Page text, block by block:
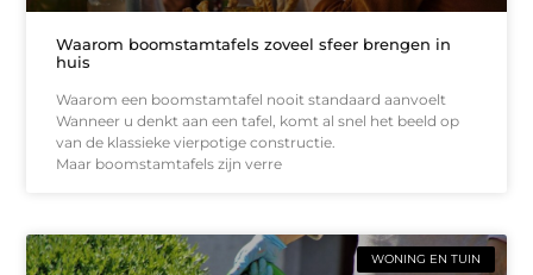
Waarom boomstamtafels zoveel sfeer brengen in
huis
Waarom een boomstamtafel nooit standaard aanvoelt
Wanneer u denkt aan een tafel, komt al snel het beeld op
van de klassieke vierpotige constructie.
Maar boomstamtafels zijn verre
WONING EN TUIN